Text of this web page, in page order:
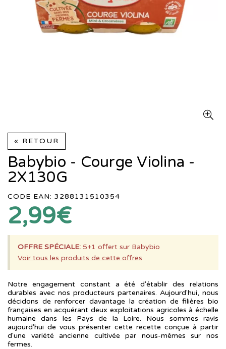
« RETOUR
Babybio - Courge Violina -
2X130G
CODE EAN: 3288131510354
2,99€
OFFRE SPÉCIALE: 5+1 offert sur Babybio
Voir tous les produits de cette offres
Notre engagement constant a été d'établir des relations
durables avec nos producteurs partenaires. Aujourd'hui, nous
décidons de renforcer davantage la création de filières bio
françaises en acquérant deux exploitations agricoles à échelle
humaine dans les Pays de la Loire. Nous sommes ravis
aujourd'hui de vous présenter cette recette conçue à partir
d'une variété ancienne cultivée par nous-mêmes sur nos
fermes.